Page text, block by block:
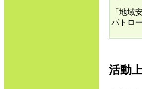
「地域
パトロ
活動